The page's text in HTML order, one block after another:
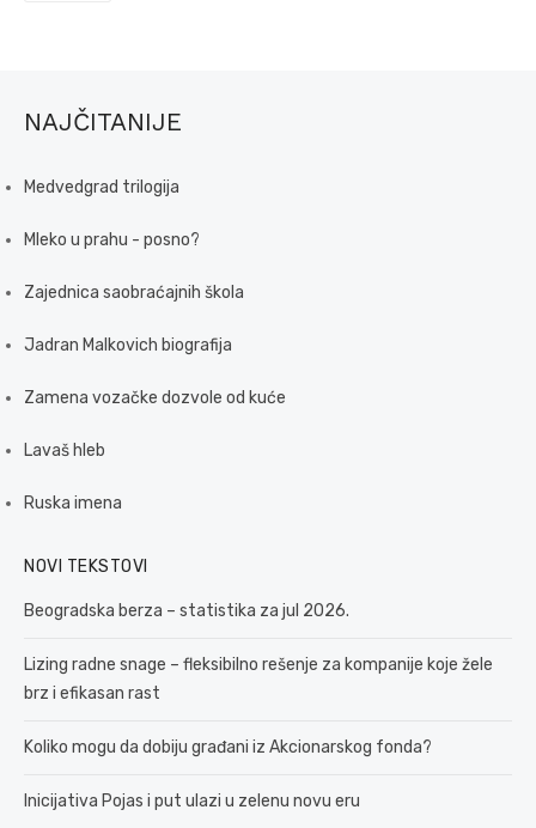
NAJČITANIJE
Medvedgrad trilogija
Mleko u prahu - posno?
Zajednica saobraćajnih škola
Jadran Malkovich biografija
Zamena vozačke dozvole od kuće
Lavaš hleb
Ruska imena
NOVI TEKSTOVI
Beogradska berza – statistika za jul 2026.
Lizing radne snage – fleksibilno rešenje za kompanije koje žele
brz i efikasan rast
Koliko mogu da dobiju građani iz Akcionarskog fonda?
Inicijativa Pojas i put ulazi u zelenu novu eru